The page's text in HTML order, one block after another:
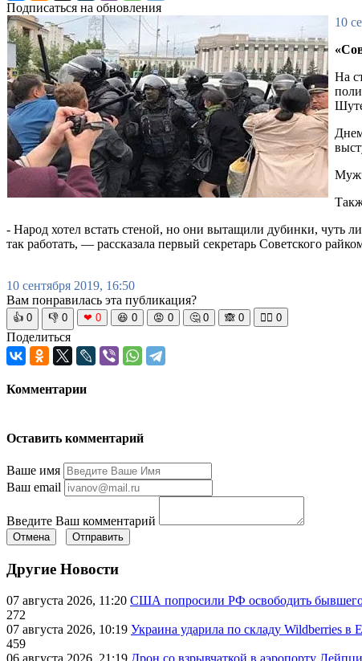
Подписаться на обновления
10
На
- Народ хотел встать стеной, но они вытащили дубинки,
так работать, — рассказала первый секретарь Советского
10 сентября 2019, 16:50
Вам понравилась эта публикация?
👍 0 👎 0 ❤ 0 😆 0 😡 0 🤔 0 🙈 0 🧘‍♀️ 0
Поделиться
Комментарии
Оставить комментарий
Ваше имя
Ваш email
Введите Ваш комментарий
Отмена Отправить
Другие Новости
07 августа 2026, 11:20 США попросили РФ освободить
272
07 августа 2026, 10:19 Украина ударила по складу Wildberries в
459
06 августа 2026, 21:19 Дрон со взрывчаткой в аэропорту